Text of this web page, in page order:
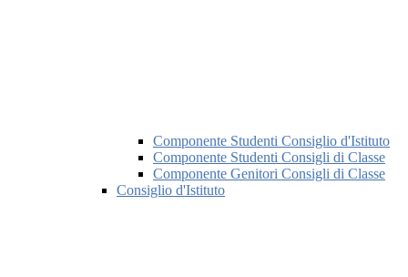
Componente Studenti Consiglio d'Istituto
Componente Studenti Consigli di Classe
Componente Genitori Consigli di Classe
Consiglio d'Istituto